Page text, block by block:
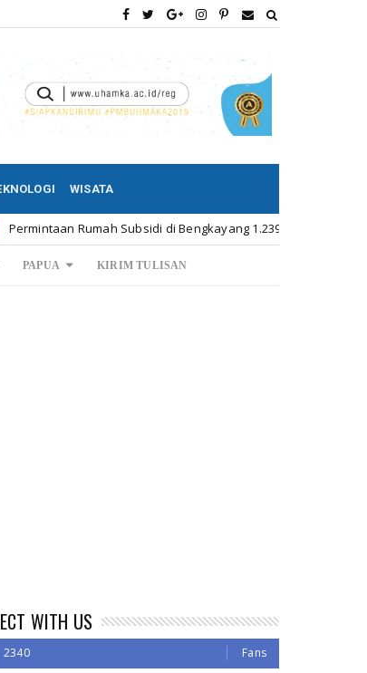
WISATA
Rumah Subsidi di Bengkayang 1.239 Unit
PAPUA KIRIM TULISAN
WITH US
2340 Fans